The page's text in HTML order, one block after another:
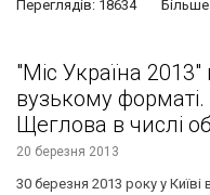
Переглядів: 18634 Більше
"Міс Україна
вузькому
Щеглова в числі
20 березня 2013
30 березня 2013 року у